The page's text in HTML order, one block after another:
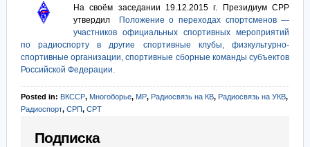
На своём заседании 19.12.2015 г. Президиум СРР
утвердил
Положение о переходах спортсменов —
участников официальных спортивных мероприятий
по радиоспорту в другие спортивные клубы, физкультурно-
спортивные организации, спортивные сборные команды субъектов
Российской Федерации.
Posted in: ВКССР, Многоборье, МР, Радиосвязь на КВ, Радиосвязь на УКВ,
Радиоспорт, СРП, СРТ
Подписка